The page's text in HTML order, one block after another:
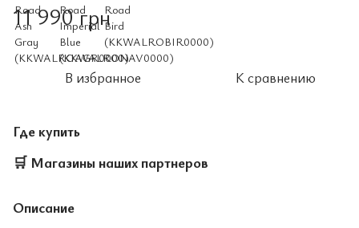
11 990 грн
В избранное К сравнению
Где купить
🛒 Магазины наших партнеров
Описание